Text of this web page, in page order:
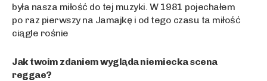
była nasza miłość do tej muzyki. W 1981 pojechałem
po raz pierwszy na Jamajkę i od tego czasu ta miłość
ciągle rośnie
Jak twoim zdaniem wygląda niemiecka scena
reggae?